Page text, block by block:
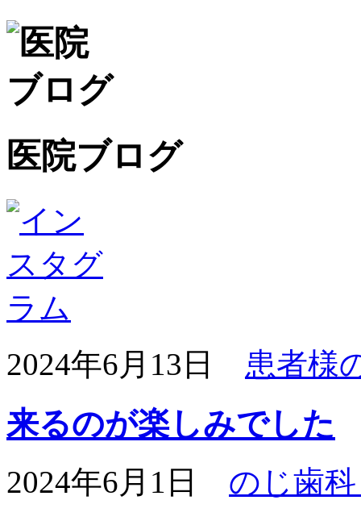
医院ブログ
2024年6月13日 患者様
来るのが楽しみでした
2024年6月1日 のじ歯